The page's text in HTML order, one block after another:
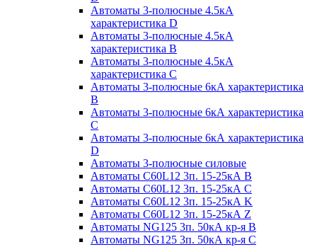
Автоматы 3-полюсные 4.5кА
характеристика D
Автоматы 3-полюсные 4.5кА
характеристика В
Автоматы 3-полюсные 4.5кА
характеристика С
Автоматы 3-полюсные 6кА характеристика
B
Автоматы 3-полюсные 6кА характеристика
C
Автоматы 3-полюсные 6кА характеристика
D
Автоматы 3-полюсные силовые
Автоматы C60L12 3п. 15-25кА B
Автоматы C60L12 3п. 15-25кА C
Автоматы C60L12 3п. 15-25кА K
Автоматы C60L12 3п. 15-25кА Z
Автоматы NG125 3п. 50кА кр-я B
Автоматы NG125 3п. 50кА кр-я C